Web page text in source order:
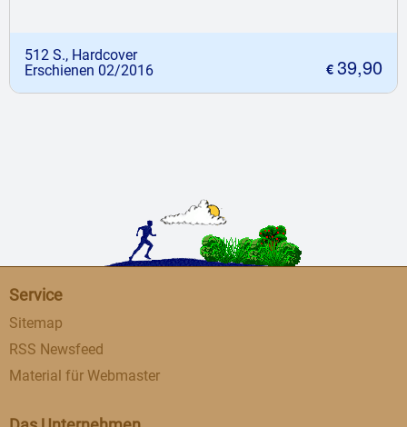
512 S., Hardcover
Erschienen 02/2016
€ 39,90
Service
Sitemap
RSS Newsfeed
Material für Webmaster